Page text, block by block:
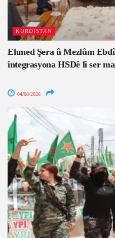
KURDISTAN
Ehmed Şera û Mezlûm
integrasyona HSDê li ser
04/08/2026